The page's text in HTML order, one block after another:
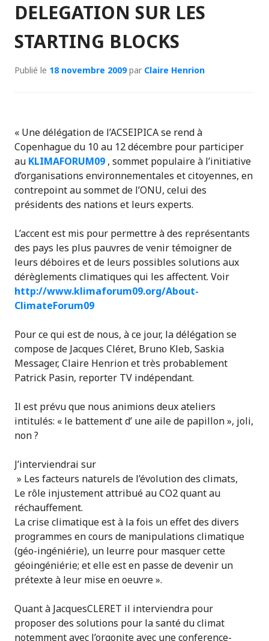
DELEGATION SUR LES
STARTING BLOCKS
Publié le 18 novembre 2009par Claire Henrion
« Une délégation de l’ACSEIPICA se rend à
Copenhague du 10 au 12 décembre pour participer
au KLIMAFORUM09 , sommet populaire à l’initiative
d’organisations environnementales et citoyennes, en
contrepoint au sommet de l’ONU, celui des
présidents des nations et leurs experts.
L’accent est mis pour permettre à des représentants
des pays les plus pauvres de venir témoigner de
leurs déboires et de leurs possibles solutions aux
dérèglements climatiques qui les affectent. Voir
http://www.klimaforum09.org/About-
ClimateForum09
Pour ce qui est de nous, à ce jour, la délégation se
compose de Jacques Cléret, Bruno Kleb, Saskia
Messager, Claire Henrion et très probablement
Patrick Pasin, reporter TV indépendant.
Il est prévu que nous animions deux ateliers
intitulés: « le battement d’ une aile de papillon », joli,
non ?
J’interviendrai sur
» Les facteurs naturels de l’évolution des climats,
Le rôle injustement attribué au CO2 quant au
réchauffement.
La crise climatique est à la fois un effet des divers
programmes en cours de manipulations climatique
(géo-ingéniérie), un leurre pour masquer cette
géoingéniérie; et elle est en passe de devenir un
prétexte à leur mise en oeuvre ».
Quant à JacquesCLERET il interviendra pour
proposer des solutions pour la santé du climat
notemment avec l’orgonite avec une conference-